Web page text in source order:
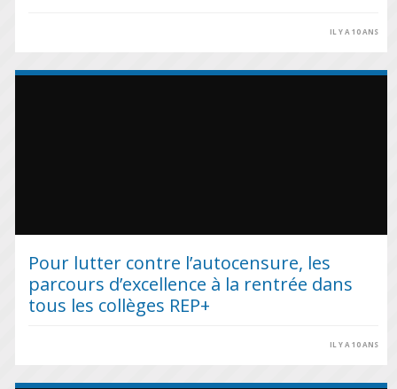
IL Y A 10 ANS
Pour lutter contre l’autocensure, les
parcours d’excellence à la rentrée dans
tous les collèges REP+
IL Y A 10 ANS